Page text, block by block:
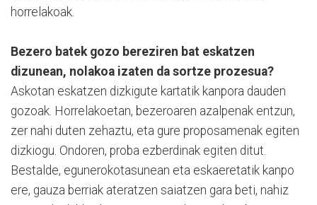
horrelakoak.
Bezero batek gozo bereziren bat eskatzen
dizunean, nolakoa izaten da sortze prozesua?
Askotan eskatzen dizkigute kartatik kanpora dauden
gozoak. Horrelakoetan, bezeroaren azalpenak entzun,
zer nahi duten zehaztu, eta gure proposamenak egiten
dizkiogu. Ondoren, proba ezberdinak egiten ditut.
Bestalde, egunerokotasunean eta eskaeretatik kanpo
ere, gauza berriak ateratzen saiatzen gara beti, nahiz